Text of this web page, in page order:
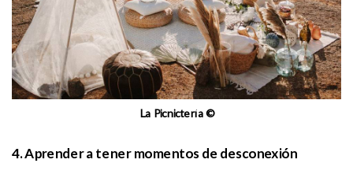
La Picnictería ©
4. Aprender a tener momentos de desconexión